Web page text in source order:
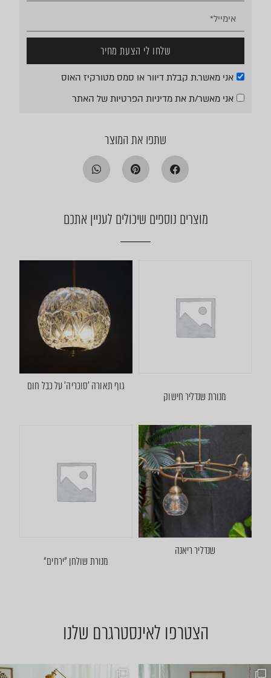
אני מאשר.ת קבלת דיוור או סמס מטורקיז האוס
אני מאשר/ת את מדיניות הפרטיותשל האתר
שלחו לי הצעת מחיר
שתפו את המוצר
מוצרים נוספים שיכולים לעניין אתכם
מנורת שנדליר חישוק
גוף תאורה ׳סוכריה׳ על כבל חום
שנדליר ריאנה
מנורת שולחן ״ירחים״
הצטרפו לאינסטרגרם שלנו
אין כמו היום לדפדף בתמונות..